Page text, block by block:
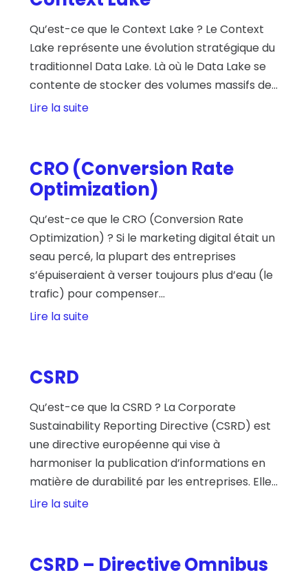
Qu’est-ce que le Context Lake ? Le Context
Lake représente une évolution stratégique du
traditionnel Data Lake. Là où le Data Lake se
contente de stocker des volumes massifs de...
Lire la suite
CRO (Conversion Rate
Optimization)
Qu’est-ce que le CRO (Conversion Rate
Optimization) ? Si le marketing digital était un
seau percé, la plupart des entreprises
s’épuiseraient à verser toujours plus d’eau (le
trafic) pour compenser...
Lire la suite
CSRD
Qu’est-ce que la CSRD ? La Corporate
Sustainability Reporting Directive (CSRD) est
une directive européenne qui vise à
harmoniser la publication d’informations en
matière de durabilité par les entreprises. Elle...
Lire la suite
CSRD – Directive Omnibus